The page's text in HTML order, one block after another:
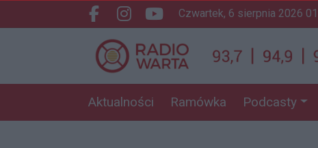
Facebook.com
Instagram.com
Youtube.com
czwartek, 6 sierpnia 2026
Aktualności Ramówka Podcasty